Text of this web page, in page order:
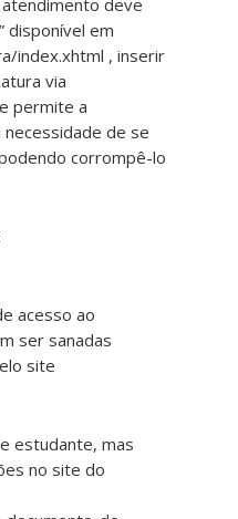
disponível em
index.xhtml , inserir
via
permite a
de se
corrompê-lo
acesso ao
ser sanadas
site
estudante, mas
no site do